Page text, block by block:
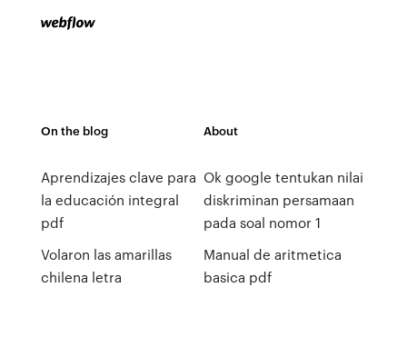
On the blog
Aprendizajes clave para
la educación integral
pdf
Volaron las amarillas
chilena letra
About
Ok google tentukan nilai
diskriminan persamaan
pada soal nomor 1
Manual de aritmetica
basica pdf